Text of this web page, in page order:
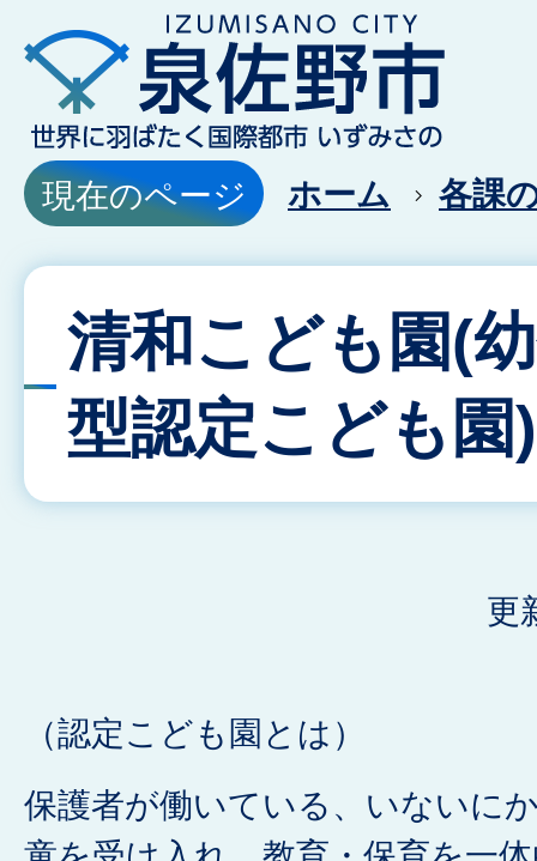
現在のページ ホーム 各課
清和こども園(
型認定こども園)
更
（認定こども園とは）
保護者が働いている、いないに